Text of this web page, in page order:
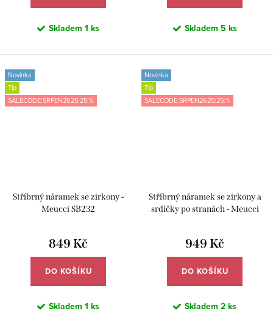
Skladem 1 ks Skladem 5 ks
Novinka
Tip
SALECODE:SRPEN2625:25:%
Stříbrný náramek se zirkony -
Meucci SB232
849 Kč
DO KOŠÍKU
Skladem 1 ks
Novinka
Tip
SALECODE:SRPEN2625:25:%
Stříbrný náramek se zirkony a
srdíčky po stranách - Meucci
949 Kč
DO KOŠÍKU
Skladem 2 ks